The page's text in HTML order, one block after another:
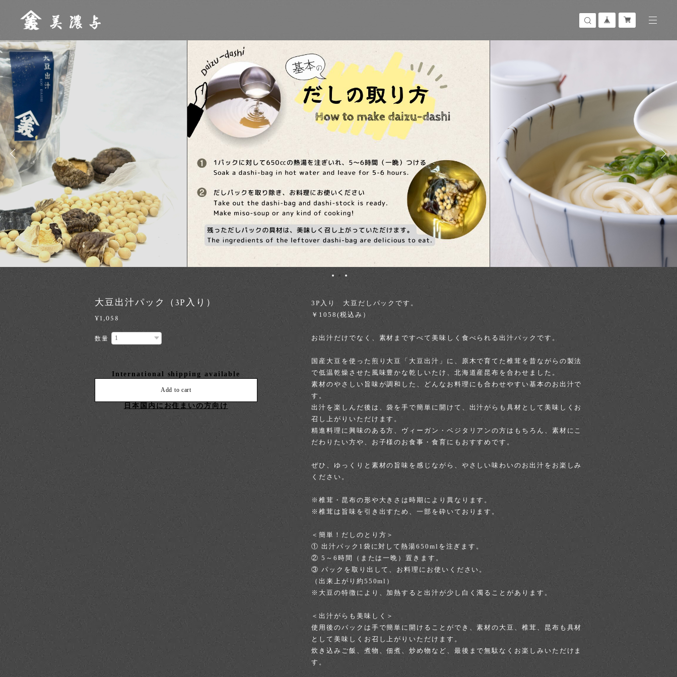
大豆出汁パック（3P入り）
¥1,058
数量
International shipping available
Add to cart
日本国内にお住まいの方向け
3P入り 大豆だしパックです。
￥1058(税込み）
お出汁だけでなく、素材まですべて美味しく食べられる出汁パックです。
国産大豆を使った煎り大豆「大豆出汁」に、原木で育てた椎茸を昔ながらの製法
で低温乾燥させた風味豊かな乾しいたけ、北海道産昆布を合わせました。
素材のやさしい旨味が調和した、どんなお料理にも合わせやすい基本のお出汁で
す。
出汁を楽しんだ後は、袋を手で簡単に開けて、出汁がらも具材として美味しくお
召し上がりいただけます。
精進料理に興味のある方、ヴィーガン・ベジタリアンの方はもちろん、素材にこ
だわりたい方や、お子様のお食事・食育にもおすすめです。
ぜひ、ゆっくりと素材の旨味を感じながら、やさしい味わいのお出汁をお楽しみ
ください。
※椎茸・昆布の形や大きさは時期により異なります。
※椎茸は旨味を引き出すため、一部を砕いております。
＜簡単！だしのとり方＞
① 出汁パック1袋に対して熱湯650mlを注ぎます。
② 5～6時間（または一晩）置きます。
③ パックを取り出して、お料理にお使いください。
（出来上がり約550ml）
※大豆の特徴により、加熱すると出汁が少し白く濁ることがあります。
＜出汁がらも美味しく＞
使用後のパックは手で簡単に開けることができ、素材の大豆、椎茸、昆布も具材
として美味しくお召し上がりいただけます。
炊き込みご飯、煮物、佃煮、炒め物など、最後まで無駄なくお楽しみいただけま
す。